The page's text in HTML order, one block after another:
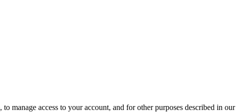
manage access to your account, and for other purposes described in our